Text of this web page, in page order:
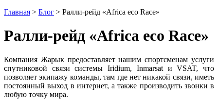
Главная > Блог > Ралли-рейд «Africa eco Race»
Ралли-рейд «Africa eco Race»
Компания Жарык предоставляет нашим спортсменам услуги
спутниковой связи системы Iridium, Inmarsat и VSAT, что
позволяет экипажу команды, там где нет никакой связи, иметь
постоянный выход в интернет, а также производить звонки в
любую точку мира.